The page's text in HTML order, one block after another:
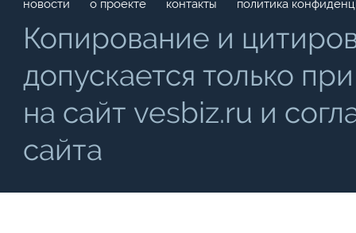
новости о проекте контакты политика
Копирование и
допускается только
на сайт vesbiz.ru и
сайта